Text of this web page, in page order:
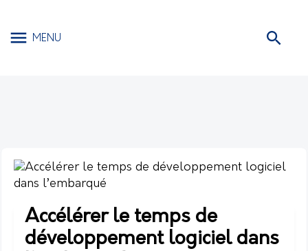
MENU
Accélérer le temps de
développement logiciel dans